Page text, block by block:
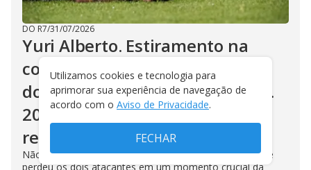
DO R7/31/07/2026
Yuri Alberto. Estiramento na
coxa. Fora contra Inter na Copa
do Brasil e Rosário, pela Liberta.
2026 acabou para Labyad. Diniz
revoltado. Culpa Neoquímica
Não há menor dúvida para o técnico do Corinthians. Ele
perdeu os dois atacantes em um momento crucial da
Utilizamos cookies e tecnologia para
aprimorar sua experiência de navegação de
acordo com o Aviso de Privacidade.
FECHAR